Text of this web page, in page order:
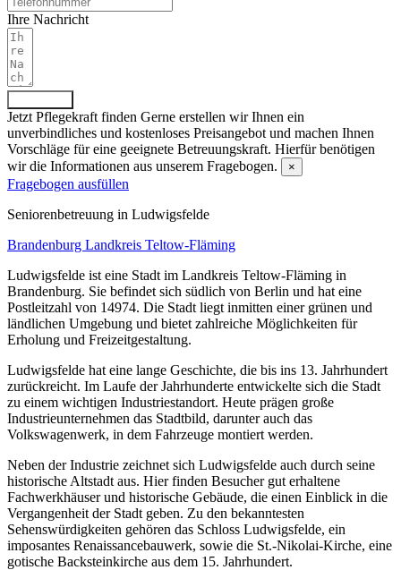
Ihre Nachricht
Jetzt Pflegekraft finden Gerne erstellen wir Ihnen ein
unverbindliches und kostenloses Preisangebot und machen Ihnen
Vorschläge für eine geeignete Betreuungskraft. Hierfür benötigen
wir die Informationen aus unserem Fragebogen.
×
Fragebogen ausfüllen
Senioren­betreuung in Ludwigsfelde
Brandenburg Landkreis Teltow-Fläming
Ludwigsfelde ist eine Stadt im Landkreis Teltow-Fläming in
Brandenburg. Sie befindet sich südlich von Berlin und hat eine
Postleitzahl von 14974. Die Stadt liegt inmitten einer grünen und
ländlichen Umgebung und bietet zahlreiche Möglichkeiten für
Erholung und Freizeitgestaltung.
Ludwigsfelde hat eine lange Geschichte, die bis ins 13. Jahrhundert
zurückreicht. Im Laufe der Jahrhunderte entwickelte sich die Stadt
zu einem wichtigen Industriestandort. Heute prägen große
Industrieunternehmen das Stadtbild, darunter auch das
Volkswagenwerk, in dem Fahrzeuge montiert werden.
Neben der Industrie zeichnet sich Ludwigsfelde auch durch seine
historische Altstadt aus. Hier finden Besucher gut erhaltene
Fachwerkhäuser und historische Gebäude, die einen Einblick in die
Vergangenheit der Stadt geben. Zu den bekanntesten
Sehenswürdigkeiten gehören das Schloss Ludwigsfelde, ein
imposantes Renaissancebauwerk, sowie die St.-Nikolai-Kirche, eine
gotische Backsteinkirche aus dem 15. Jahrhundert.